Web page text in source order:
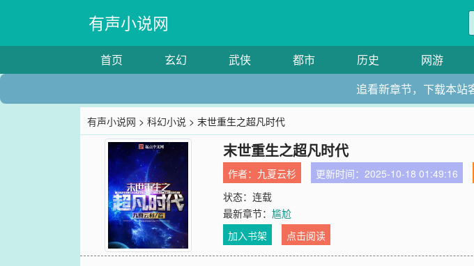
有声小说网
首页 玄幻 武侠 都市 历史 网游
追看新章节，下载本站
有声小说网 >科幻小说 > 末世重生之超凡时代
末世重生之超凡时代
作者： 九夏云杉 更新时间：2025-10-18 01:49:16
状态：连载
最新章节：尴尬
加入书架
点击阅读